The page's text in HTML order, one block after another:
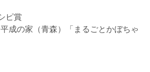
ピ賞
成の家（青森）「まるごとかぼちゃ